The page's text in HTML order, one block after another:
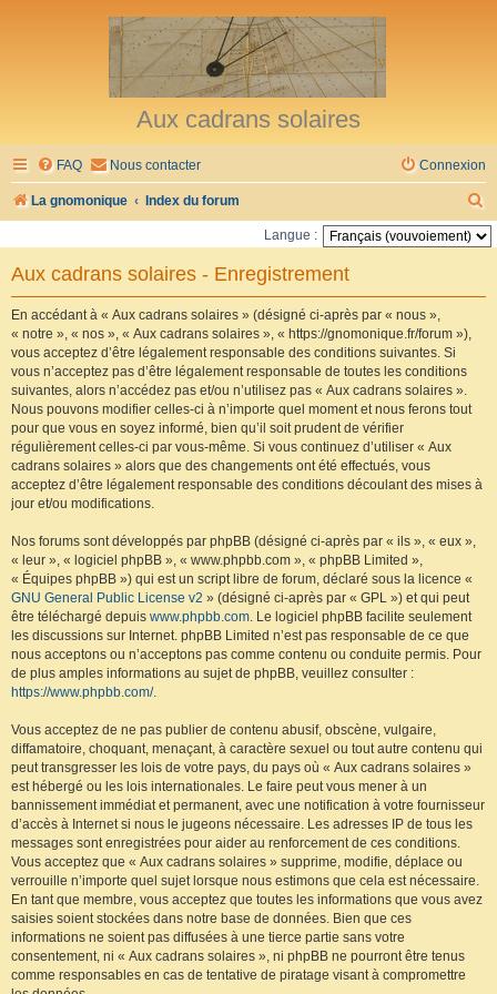
Aux cadrans solaires
FAQ Nous contacter Connexion
La gnomonique Index du forum
e
Langue :
Aux cadrans solaires - Enregistrement
En accédant à « Aux cadrans solaires » (désigné ci-après par « nous »,
« notre », « nos », « Aux cadrans solaires », « https://gnomonique.fr/forum »),
vous acceptez d’être légalement responsable des conditions suivantes. Si
vous n’acceptez pas d’être légalement responsable de toutes les conditions
suivantes, alors n’accédez pas et/ou n’utilisez pas « Aux cadrans solaires ».
Nous pouvons modifier celles-ci à n’importe quel moment et nous ferons tout
pour que vous en soyez informé, bien qu’il soit prudent de vérifier
régulièrement celles-ci par vous-même. Si vous continuez d’utiliser « Aux
cadrans solaires » alors que des changements ont été effectués, vous
acceptez d’être légalement responsable des conditions découlant des mises à
jour et/ou modifications.
Nos forums sont développés par phpBB (désigné ci-après par « ils », « eux »,
« leur », « logiciel phpBB », « www.phpbb.com », « phpBB Limited »,
« Équipes phpBB ») qui est un script libre de forum, déclaré sous la licence «
GNU General Public License v2 » (désigné ci-après par « GPL ») et qui peut
être téléchargé depuis www.phpbb.com. Le logiciel phpBB facilite seulement
les discussions sur Internet. phpBB Limited n’est pas responsable de ce que
nous acceptons ou n’acceptons pas comme contenu ou conduite permis. Pour
de plus amples informations au sujet de phpBB, veuillez consulter :
https://www.phpbb.com/.
Vous acceptez de ne pas publier de contenu abusif, obscène, vulgaire,
diffamatoire, choquant, menaçant, à caractère sexuel ou tout autre contenu qui
peut transgresser les lois de votre pays, du pays où « Aux cadrans solaires »
est hébergé ou les lois internationales. Le faire peut vous mener à un
bannissement immédiat et permanent, avec une notification à votre fournisseur
d’accès à Internet si nous le jugeons nécessaire. Les adresses IP de tous les
messages sont enregistrées pour aider au renforcement de ces conditions.
Vous acceptez que « Aux cadrans solaires » supprime, modifie, déplace ou
verrouille n’importe quel sujet lorsque nous estimons que cela est nécessaire.
En tant que membre, vous acceptez que toutes les informations que vous avez
saisies soient stockées dans notre base de données. Bien que ces
informations ne soient pas diffusées à une tierce partie sans votre
consentement, ni « Aux cadrans solaires », ni phpBB ne pourront être tenus
comme responsables en cas de tentative de piratage visant à compromettre